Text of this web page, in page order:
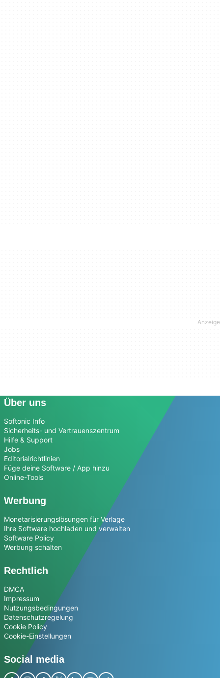
Über uns
Softonic Info
Sicherheits- und Vertrauenszentrum
Hilfe & Support
Jobs
Editorialrichtlinien
Füge deine Software / App hinzu
Online-Tools
Werbung
Monetarisierungslösungen für Verlage
Ihre Software hochladen und verwalten
Software Policy
Werbung schalten
Rechtlich
DMCA
Impressum
Nutzungsbedingungen
Datenschutzregelung
Cookie Policy
Cookie-Einstellungen
Social media